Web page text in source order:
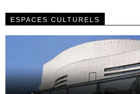
ESPACES CULTURELS